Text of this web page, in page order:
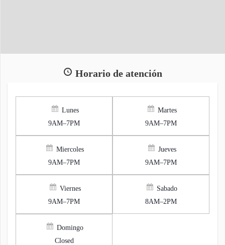
Horario de atención
Lunes
9AM–7PM
Martes
9AM–7PM
Miercoles
9AM–7PM
Jueves
9AM–7PM
Viernes
9AM–7PM
Sabado
8AM–2PM
Domingo
Closed